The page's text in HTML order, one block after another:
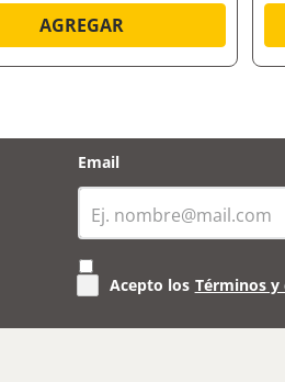
AGREGAR
Email
Acepto los Términos y